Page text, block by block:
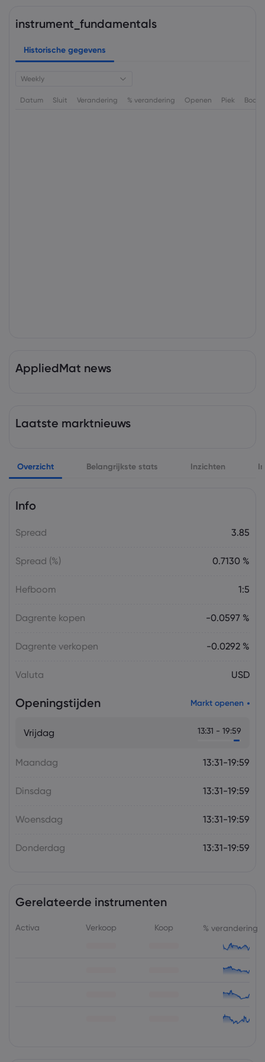
instrument_fundamentals
Historische gegevens
Weekly
Datum Sluit Verandering % verandering Openen Piek
AppliedMat news
Laatste marktnieuws
Overzicht Belangrijkste stats Inzichten
Info
Spread 3.85
Spread (%) 0.7130 %
Hefboom 1:5
Dagrente kopen -0.0597 %
Dagrente verkopen -0.0292 %
Valuta USD
Openingstijden Markt openen
Vrijdag 13:31 - 19:59
Maandag 13:31-19:59
Dinsdag 13:31-19:59
Woensdag 13:31-19:59
Donderdag 13:31-19:59
Gerelateerde instrumenten
Activa Verkoop Koop % verandering